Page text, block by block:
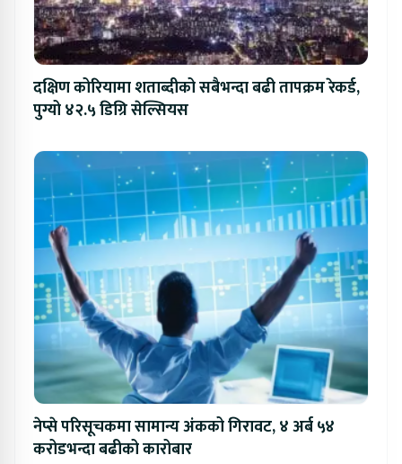
दक्षिण कोरियामा शताब्दीको सबैभन्दा बढी तापक्रम रेकर्ड,
पुग्यो ४२.५ डिग्रि सेल्सियस
नेप्से परिसूचकमा सामान्य अंकको गिरावट, ४ अर्ब ५४
करोडभन्दा बढीको कारोबार